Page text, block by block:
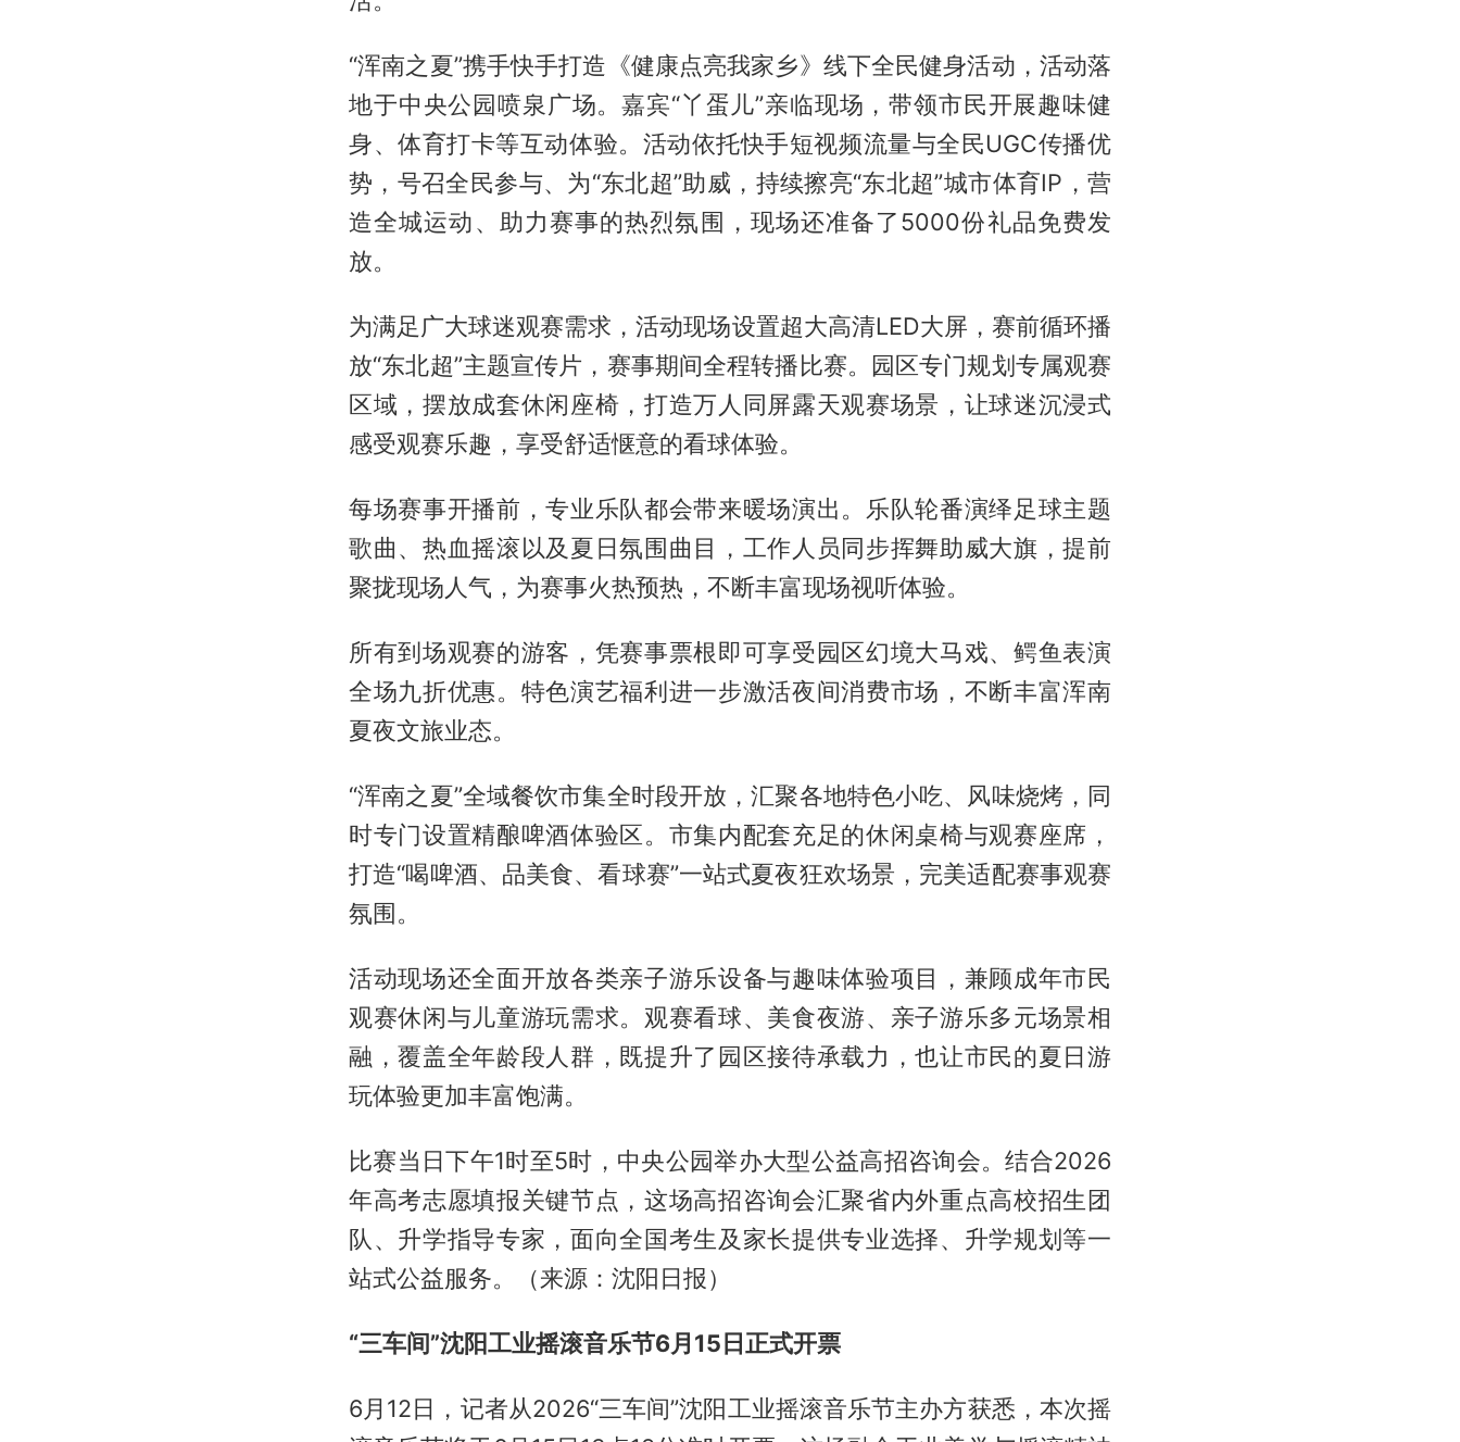
“浑南之夏”携手快手打造《健康点亮我家乡》线下全民健身活动，活动落
地于中央公园喷泉广场。嘉宾“丫蛋儿”亲临现场，带领市民开展趣味健
身、体育打卡等互动体验。活动依托快手短视频流量与全民UGC传播优
势，号召全民参与、为“东北超”助威，持续擦亮“东北超”城市体育IP，营
造全城运动、助力赛事的热烈氛围，现场还准备了5000份礼品免费发
放。
为满足广大球迷观赛需求，活动现场设置超大高清LED大屏，赛前循环播
放“东北超”主题宣传片，赛事期间全程转播比赛。园区专门规划专属观赛
区域，摆放成套休闲座椅，打造万人同屏露天观赛场景，让球迷沉浸式
感受观赛乐趣，享受舒适惬意的看球体验。
每场赛事开播前，专业乐队都会带来暖场演出。乐队轮番演绎足球主题
歌曲、热血摇滚以及夏日氛围曲目，工作人员同步挥舞助威大旗，提前
聚拢现场人气，为赛事火热预热，不断丰富现场视听体验。
所有到场观赛的游客，凭赛事票根即可享受园区幻境大马戏、鳄鱼表演
全场九折优惠。特色演艺福利进一步激活夜间消费市场，不断丰富浑南
夏夜文旅业态。
“浑南之夏”全域餐饮市集全时段开放，汇聚各地特色小吃、风味烧烤，同
时专门设置精酿啤酒体验区。市集内配套充足的休闲桌椅与观赛座席，
打造“喝啤酒、品美食、看球赛”一站式夏夜狂欢场景，完美适配赛事观赛
氛围。
活动现场还全面开放各类亲子游乐设备与趣味体验项目，兼顾成年市民
观赛休闲与儿童游玩需求。观赛看球、美食夜游、亲子游乐多元场景相
融，覆盖全年龄段人群，既提升了园区接待承载力，也让市民的夏日游
玩体验更加丰富饱满。
比赛当日下午1时至5时，中央公园举办大型公益高招咨询会。结合2026
年高考志愿填报关键节点，这场高招咨询会汇聚省内外重点高校招生团
队、升学指导专家，面向全国考生及家长提供专业选择、升学规划等一
站式公益服务。（来源：沈阳日报）
“三车间”沈阳工业摇滚音乐节6月15日正式开票
6月12日，记者从2026“三车间”沈阳工业摇滚音乐节主办方获悉，本次摇